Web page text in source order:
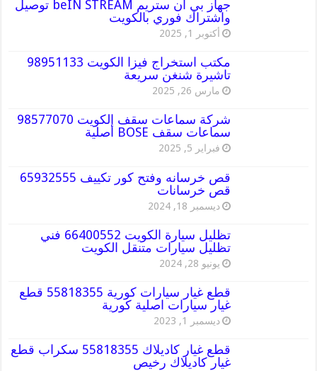
جهاز بي ان ستريم beIN STREAM توصيل
واشتراك فوري بالكويت
أكتوبر 1, 2025
مكتب استخراج فيزا الكويت 98951133
تاشيرة شنغن سريعة
مارس 26, 2025
شركة سماعات سقف الكويت 98577070
سماعات سقف BOSE أصلية
فبراير 5, 2025
قص خرسانه وفتح كور تكييف 65932555
قص خرسانات
ديسمبر 18, 2024
تظليل سيارة الكويت 66400552 فني
تظليل سيارات متنقل الكويت
يونيو 28, 2024
قطع غيار سيارات كورية 55818355 قطع
غيار سيارات اصلية كورية
ديسمبر 1, 2023
قطع غيار كاديلاك 55818355 سكراب قطع
غيار كاديلاك رخيص